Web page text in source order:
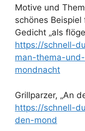
Motive und
schönes
Gedicht „als
https://schnell-
man-thema-
mondnacht
Grillparzer, „An
https://schnell-
den-mond